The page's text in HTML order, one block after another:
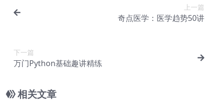
上一篇
奇点医学：医学趋势50讲
下一篇
万门Python基础趣讲精练
相关文章